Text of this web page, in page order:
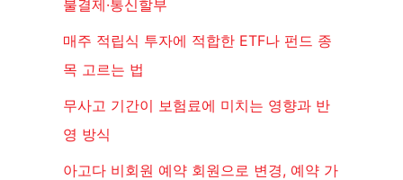
불결제·통신할부
매주 적립식 투자에 적합한 ETF나 펀드 종
목 고르는 법
무사고 기간이 보험료에 미치는 영향과 반
영 방식
아고다 비회원 예약 회원으로 변경, 예약 가